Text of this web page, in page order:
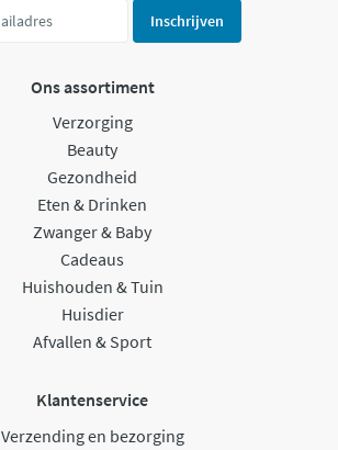
Inschrijven
Ons assortiment
Verzorging
Beauty
Gezondheid
Eten & Drinken
Zwanger & Baby
Cadeaus
Huishouden & Tuin
Huisdier
Afvallen & Sport
Klantenservice
Verzending en bezorging